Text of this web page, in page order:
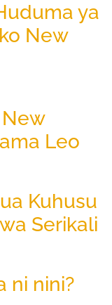
ya
New
Leo
Kuhusu
Serikali
ni nini?